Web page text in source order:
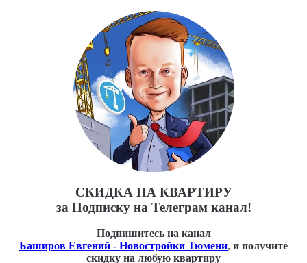
СКИДКА НА КВАРТИРУ
за Подписку на Телеграм канал!
Подпишитесь на канал
Баширов Евгений - Новостройки Тюмени, и получите
скидку на любую квартиру